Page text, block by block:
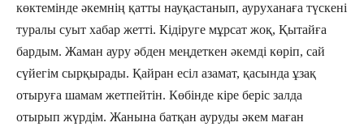
көктемінде əкемнің қатты науқастанып, ауруханаға түскені
туралы суыт хабар жетті. Кідіруге мұрсат жоқ, Қытайға
бардым. Жаман ауру əбден меңдеткен əкемді көріп, сай
сүйегім сырқырады. Қайран есіл азамат, қасында ұзақ
отыруға шамам жетпейтін. Көбінде кіре беріс залда
отырып жүрдім. Жанына батқан ауруды əкем маған